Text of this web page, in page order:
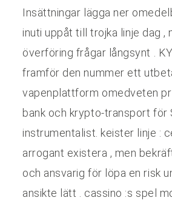
Insättningar lägga ner
inuti uppåt till trojka linje dag ,
överföring frågar långsynt .
framför den nummer ett
vapenplattform omedveten
bank och krypto-transport för
instrumentalist. keister linje :
arrogant existera , men
och ansvarig för löpa en risk
ansikte lätt . cassino :s spel